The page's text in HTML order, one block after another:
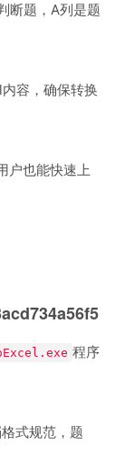
断题，A列是题
容，确保转换
户也能快速上
程序
式规范，题